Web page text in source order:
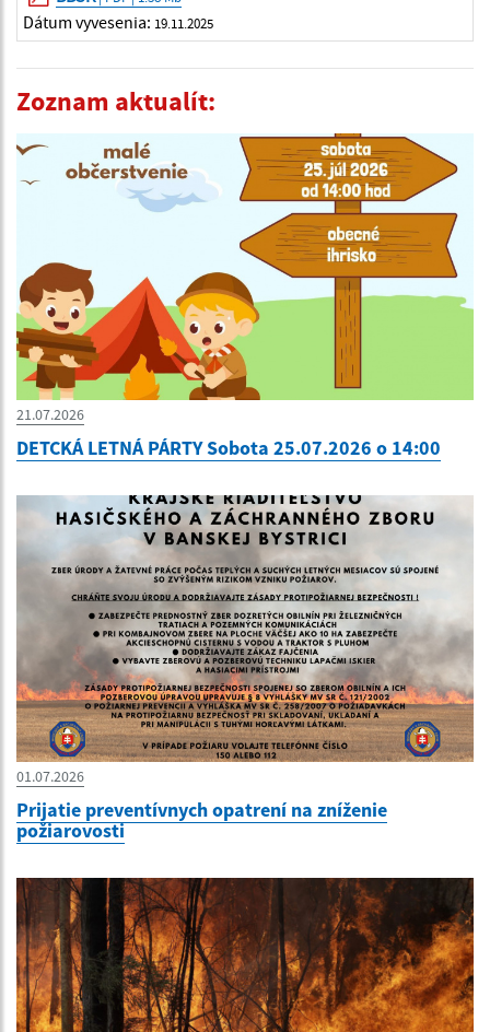
Dátum vyvesenia: 19.11.2025
Zoznam aktualít:
21.07.2026
DETCKÁ LETNÁ PÁRTY Sobota 25.07.2026 o 14:00
01.07.2026
Prijatie preventívnych opatrení na zníženie
požiarovosti